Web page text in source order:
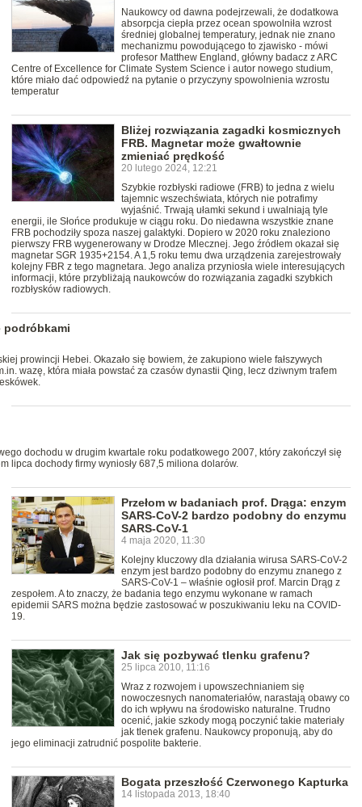
Naukowcy od dawna podejrzewali, że dodatkowa
absorpcja ciepła przez ocean spowolniła wzrost
średniej globalnej temperatury, jednak nie znano
mechanizmu powodującego to zjawisko - mówi
profesor Matthew England, główny badacz z ARC
Centre of Excellence for Climate System Science i autor nowego studium,
które miało dać odpowiedź na pytanie o przyczyny spowolnienia wzrostu
temperatur
Bliżej rozwiązania zagadki kosmicznych
FRB. Magnetar może gwałtownie
zmieniać prędkość
20 lutego 2024, 12:21
Szybkie rozbłyski radiowe (FRB) to jedna z wielu
tajemnic wszechświata, których nie potrafimy
wyjaśnić. Trwają ułamki sekund i uwalniają tyle
energii, ile Słońce produkuje w ciągu roku. Do niedawna wszystkie znane
FRB pochodziły spoza naszej galaktyki. Dopiero w 2020 roku znaleziono
pierwszy FRB wygenerowany w Drodze Mlecznej. Jego źródłem okazał się
magnetar SGR 1935+2154. A 1,5 roku temu dwa urządzenia zarejestrowały
kolejny FBR z tego magnetara. Jego analiza przyniosła wiele interesujących
informacji, które przybliżają naukowców do rozwiązania zagadki szybkich
rozbłysków radiowych.
podróbkami
prowincji Hebei. Okazało się bowiem, że zakupiono wiele fałszywych
wazę, która miała powstać za czasów dynastii Qing, lecz dziwnym trafem
dochodu w drugim kwartale roku podatkowego 2007, który zakończył się
lipca dochody firmy wyniosły 687,5 miliona dolarów.
Przełom w badaniach prof. Drąga: enzym
SARS-CoV-2 bardzo podobny do enzymu
SARS-CoV-1
4 maja 2020, 11:30
Kolejny kluczowy dla działania wirusa SARS-CoV-2
enzym jest bardzo podobny do enzymu znanego z
SARS-CoV-1 – właśnie ogłosił prof. Marcin Drąg z
zespołem. A to znaczy, że badania tego enzymu wykonane w ramach
epidemii SARS można będzie zastosować w poszukiwaniu leku na COVID-
19.
Jak się pozbywać tlenku grafenu?
25 lipca 2010, 11:16
Wraz z rozwojem i upowszechnianiem się
nowoczesnych nanomateriałów, narastają obawy co
do ich wpływu na środowisko naturalne. Trudno
ocenić, jakie szkody mogą poczynić takie materiały
jak tlenek grafenu. Naukowcy proponują, aby do
jego eliminacji zatrudnić pospolite bakterie.
Bogata przeszłość Czerwonego Kapturka
14 listopada 2013, 18:40